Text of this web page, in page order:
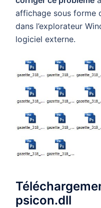
affichage sous forme
dans l’explorateur
logiciel externe.
psicon.dll